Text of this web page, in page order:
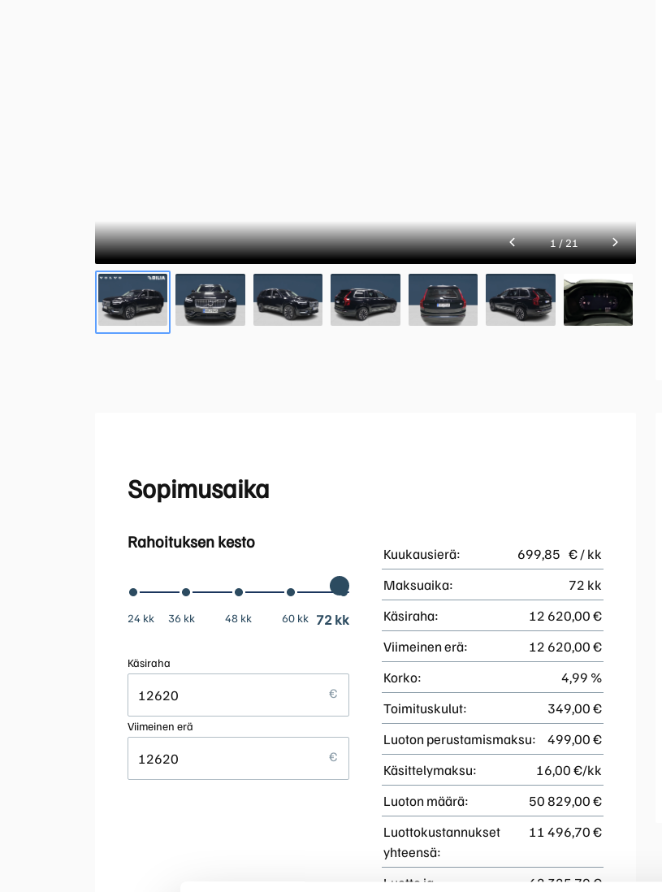
1/21
Sopimusaika
Rahoituksen kesto
24 kk 36 kk 48 kk 60 kk 72 kk
Käsiraha
Viimeinen erä
Kuukausierä: 699,85 € / kk
Maksuaika:
72 kk
Käsiraha:
12 620,00 €
Viimeinen erä:
12 620,00 €
Korko:
4,99 %
Toimituskulut:
349,00 €
Luoton perustamismaksu:
499,00 €
Käsittelymaksu:
16,00 €/kk
Luoton määrä:
50 829,00 €
Luottokustannukset
yhteensä:
11 496,70 €
Luotto ja
62 325,70 €